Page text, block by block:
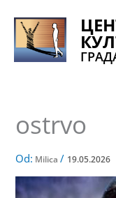
sadržaj
ostrvo
Od: Milica/ 19.05.2026